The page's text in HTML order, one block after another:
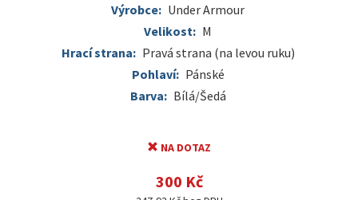
Výrobce: Under Armour
Velikost: M
Hrací strana: Pravá strana (na levou ruku)
Pohlaví: Pánské
Barva: Bílá/Šedá
NA DOTAZ
300 Kč